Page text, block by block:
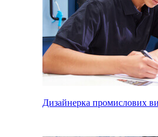
Дизайнерка промислових